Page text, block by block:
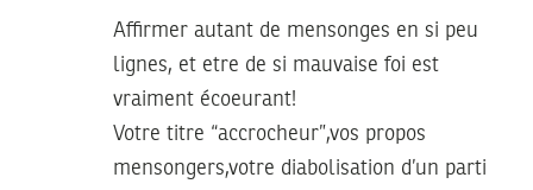
Affirmer autant de mensonges en si peu
lignes, et etre de si mauvaise foi est
vraiment écoeurant!
Votre titre “accrocheur”,vos propos
mensongers,votre diabolisation d’un parti